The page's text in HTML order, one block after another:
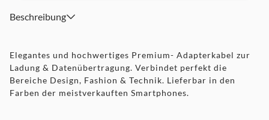
Beschreibung
Elegantes und hochwertiges Premium- Adapterkabel zur
Ladung & Datenübertragung. Verbindet perfekt die
Bereiche Design, Fashion & Technik. Lieferbar in den
Farben der meistverkauften Smartphones.